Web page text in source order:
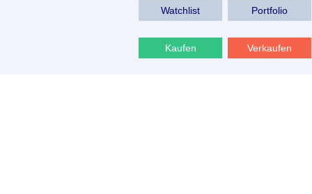
Watchlist Portfolio
Kaufen Verkaufen